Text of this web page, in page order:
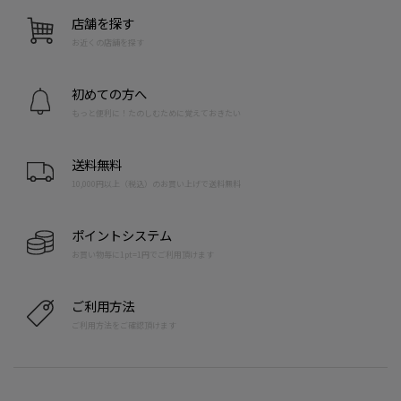
店舗を探す
お近くの店舗を探す
初めての方へ
もっと便利に！たのしむために覚えておきたい
送料無料
10,000円以上（税込）のお買い上げで送料無料
ポイントシステム
お買い物毎に1pt=1円でご利用頂けます
ご利用方法
ご利用方法をご確認頂けます